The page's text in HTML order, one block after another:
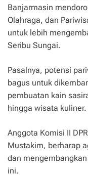
Banjarmasin
Olahraga, dan
untuk lebih
Seribu Sungai.
Pasalnya, potensi
bagus untuk
pembuatan kain
hingga wisata kuliner.
Anggota Komisi II
Mustakim, berharap
dan
ini.